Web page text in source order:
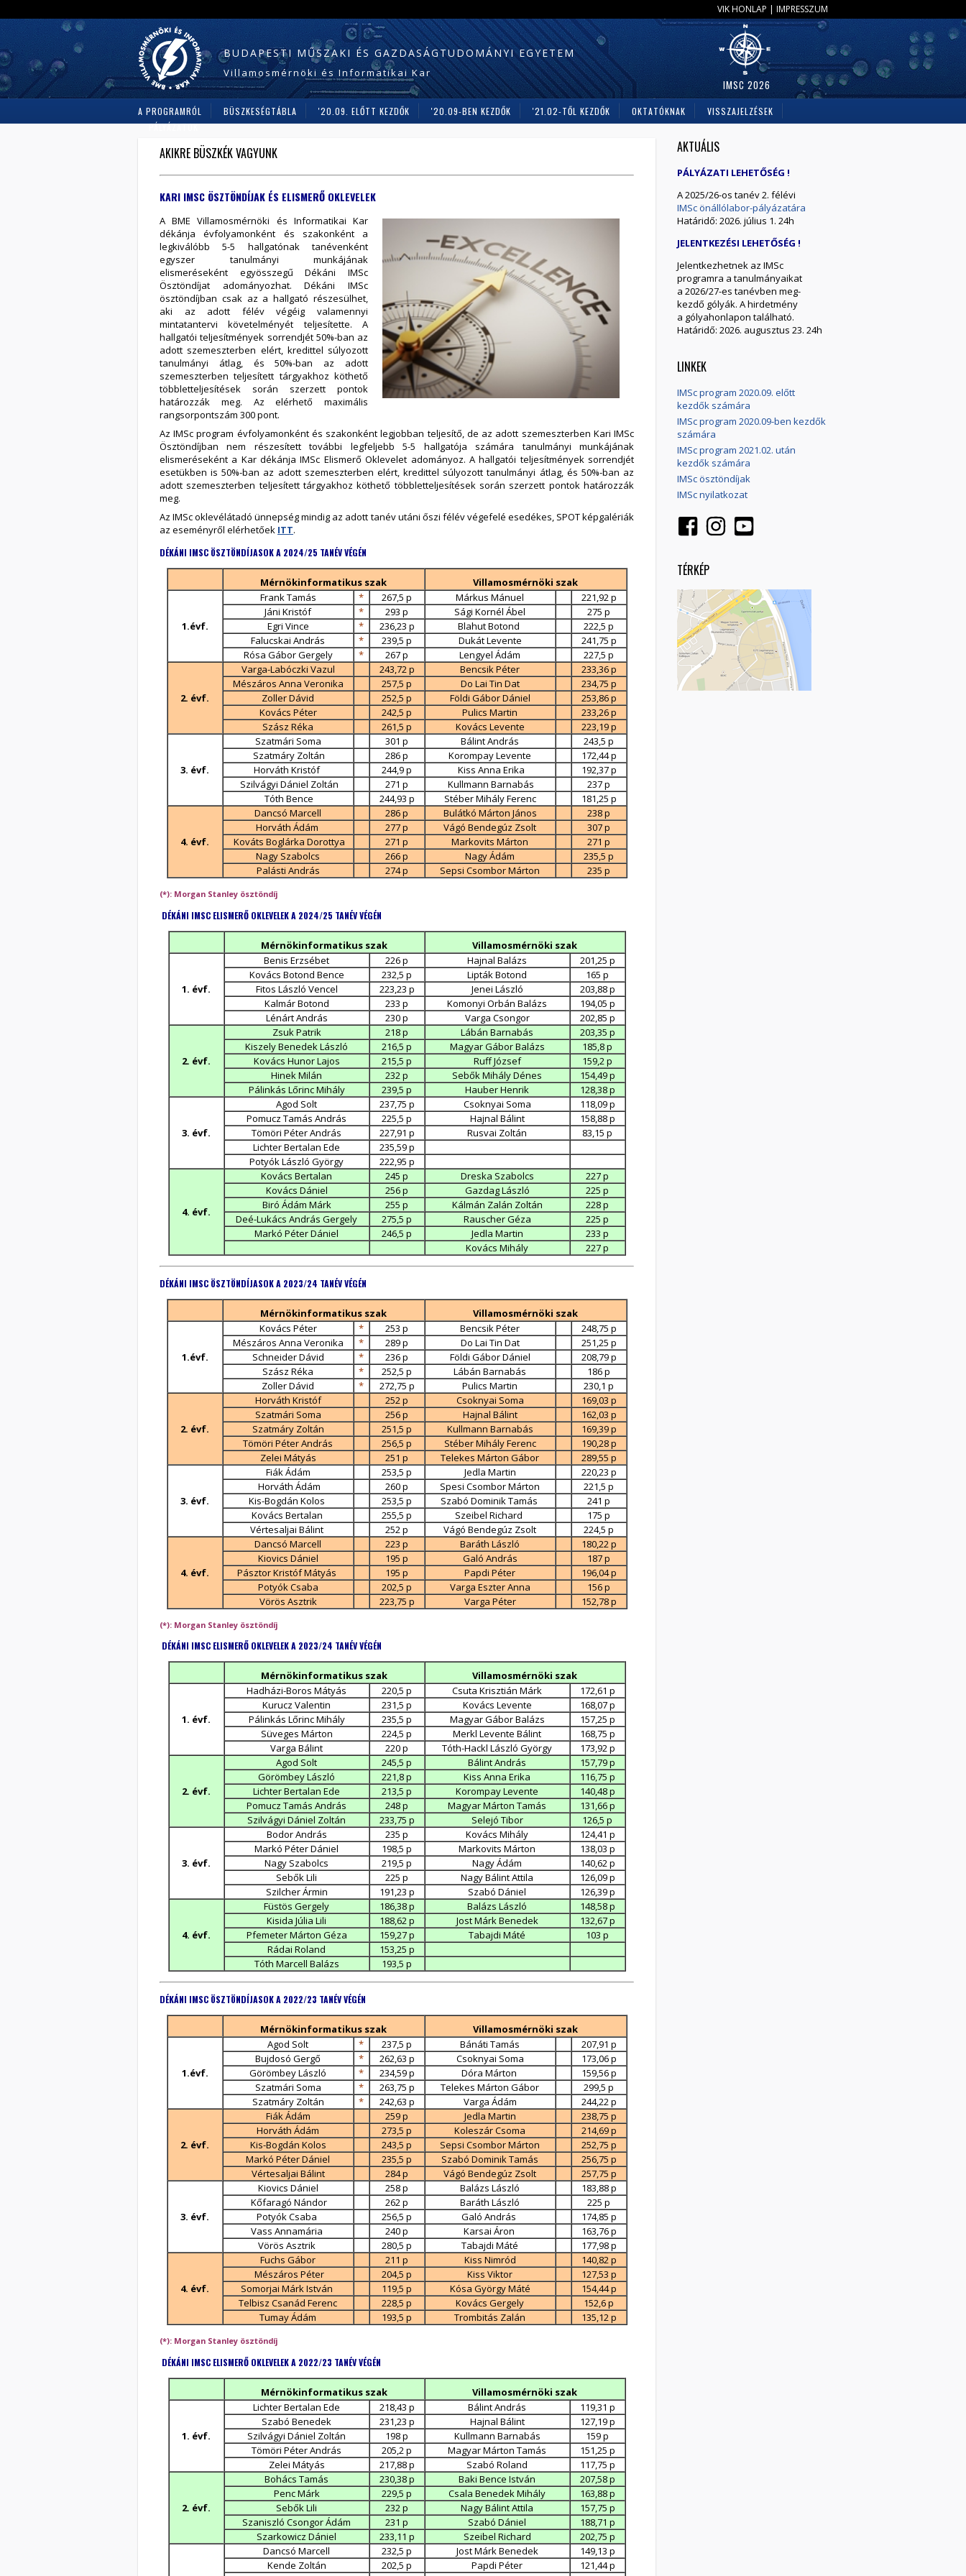
VIK HONLAP | IMPRESSZUM
BUDAPESTI MŰSZAKI ÉS GAZDASÁGTUDOMÁNYI EGYETEM
Villamosmérnöki és Informatikai Kar
IMSC 2026
A PROGRAMRÓL BÜSZKESÉGTÁBLA '20.09. ELŐTT KEZDŐK '20.09-BEN KEZDŐK '21.02-TŐL KEZDŐK OKTATÓKNAK
VISSZAJELZÉSEK
PÁLYÁZATOK
AKIKRE BÜSZKÉK VAGYUNK
KARI IMSC ÖSZTÖNDÍJAK ÉS ELISMERŐ OKLEVELEK
A BME Villamosmérnöki és Informatikai Kar
dékánja évfolyamonként és szakonként a
legkiválóbb 5-5 hallgatónak tanévenként
egyszer tanulmányi munkájának
elismeréseként egyösszegű Dékáni IMSc
Ösztöndíjat adományozhat. Dékáni IMSc
ösztöndíjban csak az a hallgató részesülhet,
aki az adott félév végéig valamennyi
mintatantervi követelményét teljesítette. A
hallgatói teljesítmények sorrendjét 50%-ban az
adott szemeszterben elért, kredittel súlyozott
tanulmányi átlag, és 50%-ban az adott
szemeszterben teljesített tárgyakhoz köthető
többletteljesítések során szerzett pontok
határozzák meg. Az elérhető maximális
rangsorpontszám 300 pont.
Az IMSc program évfolyamonként és szakonként legjobban teljesítő, de az adott szemeszterben Kari IMSc
Ösztöndíjban nem részesített további legfeljebb 5-5 hallgatója számára tanulmányi munkájának
elismeréseként a Kar dékánja IMSc Elismerő Oklevelet adományoz. A hallgatói teljesítmények sorrendjét
esetükben is 50%-ban az adott szemeszterben elért, kredittel súlyozott tanulmányi átlag, és 50%-ban az
adott szemeszterben teljesített tárgyakhoz köthető többletteljesítések során szerzett pontok határozzák
meg.
Az IMSc oklevélátadó ünnepség mindig az adott tanév utáni őszi félév végefelé esedékes, SPOT képgalériák
az eseményről elérhetőek ITT.
DÉKÁNI IMSC ÖSZTÖNDÍJASOK A 2024/25 TANÉV VÉGÉN
Mérnökinformatikus szak Villamosmérnöki szak
1.évf.
Frank Tamás * 267,5 p Márkus Mánuel
221,92 p
Jáni Kristóf
* 293 p Sági Kornél Ábel
275 p
Egri Vince
* 236,23 p Blahut Botond
222,5 p
Falucskai András
* 239,5 p Dukát Levente
241,75 p
Rósa Gábor Gergely
* 267 p Lengyel Ádám 227,5 p
2. évf.
Varga-Labóczki Vazul 243,72 p Bencsik Péter
233,36 p
Mészáros Anna Veronika
257,5 p Do Lai Tin Dat
234,75 p
Zoller Dávid
252,5 p Földi Gábor Dániel
253,86 p
Kovács Péter
242,5 p Pulics Martin
233,26 p
Szász Réka
261,5 p Kovács Levente 223,19 p
3. évf.
Szatmári Soma 301 p Bálint András
243,5 p
Szatmáry Zoltán
286 p Korompay Levente
172,44 p
Horváth Kristóf
244,9 p Kiss Anna Erika
192,37 p
Szilvágyi Dániel Zoltán
271 p Kullmann Barnabás
237 p
Tóth Bence
244,93 p Stéber Mihály Ferenc 181,25 p
4. évf.
Dancsó Marcell 286 p Bulátkó Márton János
238 p
Horváth Ádám
277 p Vágó Bendegúz Zsolt
307 p
Kováts Boglárka Dorottya
271 p Markovits Márton
271 p
Nagy Szabolcs
266 p Nagy Ádám
235,5 p
Palásti András
274 p Sepsi Csombor Márton 235 p
(*): Morgan Stanley ösztöndíj
DÉKÁNI IMSC ELISMERŐ OKLEVELEK A 2024/25 TANÉV VÉGÉN
Mérnökinformatikus szak Villamosmérnöki szak
1. évf.
Benis Erzsébet 226 p Hajnal Balázs
201,25 p
Kovács Botond Bence
232,5 p Lipták Botond
165 p
Fitos László Vencel
223,23 p Jenei László
203,88 p
Kalmár Botond
233 p Komonyi Orbán Balázs
194,05 p
Lénárt András
230 p Varga Csongor 202,85 p
2. évf.
Zsuk Patrik 218 p Lábán Barnabás
203,35 p
Kiszely Benedek László
216,5 p Magyar Gábor Balázs
185,8 p
Kovács Hunor Lajos
215,5 p Ruff József
159,2 p
Hinek Milán
232 p Sebők Mihály Dénes
154,49 p
Pálinkás Lőrinc Mihály
239,5 p Hauber Henrik 128,38 p
3. évf.
Agod Solt 237,75 p Csoknyai Soma
118,09 p
Pomucz Tamás András
225,5 p Hajnal Bálint
158,88 p
Tömöri Péter András
227,91 p Rusvai Zoltán
83,15 p
Lichter Bertalan Ede
235,59 p
Potyók László György
222,95 p
4. évf.
Kovács Bertalan 245 p Dreska Szabolcs
227 p
Kovács Dániel
256 p Gazdag László
225 p
Biró Ádám Márk
255 p Kálmán Zalán Zoltán
228 p
Deé-Lukács András Gergely
275,5 p Rauscher Géza
225 p
Markó Péter Dániel
246,5 p Jedla Martin
233 p
Kovács Mihály
227 p
DÉKÁNI IMSC ÖSZTÖNDÍJASOK A 2023/24 TANÉV VÉGÉN
Mérnökinformatikus szak Villamosmérnöki szak
1.évf.
Kovács Péter * 253 p Bencsik Péter
248,75 p
Mészáros Anna Veronika
* 289 p Do Lai Tin Dat
251,25 p
Schneider Dávid
* 236 p Földi Gábor Dániel
208,79 p
Szász Réka
* 252,5 p Lábán Barnabás
186 p
Zoller Dávid
* 272,75 p Pulics Martin 230,1 p
2. évf.
Horváth Kristóf 252 p Csoknyai Soma
169,03 p
Szatmári Soma
256 p Hajnal Bálint
162,03 p
Szatmáry Zoltán
251,5 p Kullmann Barnabás
169,39 p
Tömöri Péter András
256,5 p Stéber Mihály Ferenc
190,28 p
Zelei Mátyás
251 p Telekes Márton Gábor 289,55 p
3. évf.
Fiák Ádám 253,5 p Jedla Martin
220,23 p
Horváth Ádám
260 p Spesi Csombor Márton
221,5 p
Kis-Bogdán Kolos
253,5 p Szabó Dominik Tamás
241 p
Kovács Bertalan
255,5 p Szeibel Richard
175 p
Vértesaljai Bálint
252 p Vágó Bendegúz Zsolt 224,5 p
4. évf.
Dancsó Marcell 223 p Baráth László
180,22 p
Kiovics Dániel
195 p Galó András
187 p
Pásztor Kristóf Mátyás
195 p Papdi Péter
196,04 p
Potyók Csaba
202,5 p Varga Eszter Anna
156 p
Vörös Asztrik
223,75 p Varga Péter 152,78 p
(*): Morgan Stanley ösztöndíj
DÉKÁNI IMSC ELISMERŐ OKLEVELEK A 2023/24 TANÉV VÉGÉN
Mérnökinformatikus szak Villamosmérnöki szak
1. évf.
Hadházi-Boros Mátyás 220,5 p Csuta Krisztián Márk
172,61 p
Kurucz Valentin
231,5 p Kovács Levente
168,07 p
Pálinkás Lőrinc Mihály
235,5 p Magyar Gábor Balázs
157,25 p
Süveges Márton
224,5 p Merkl Levente Bálint
168,75 p
Varga Bálint
220 p Tóth-Hackl László György 173,92 p
2. évf.
Agod Solt 245,5 p Bálint András
157,79 p
Görömbey László
221,8 p Kiss Anna Erika
116,75 p
Lichter Bertalan Ede
213,5 p Korompay Levente
140,48 p
Pomucz Tamás András
248 p Magyar Márton Tamás
131,66 p
Szilvágyi Dániel Zoltán
233,75 p Selejó Tibor 126,5 p
3. évf.
Bodor András 235 p Kovács Mihály
124,41 p
Markó Péter Dániel
198,5 p Markovits Márton
138,03 p
Nagy Szabolcs
219,5 p Nagy Ádám
140,62 p
Sebők Lili
225 p Nagy Bálint Attila
126,09 p
Szilcher Ármin
191,23 p Szabó Dániel 126,39 p
4. évf.
Füstös Gergely 186,38 p Balázs László
148,58 p
Kisida Júlia Lili
188,62 p Jost Márk Benedek
132,67 p
Pfemeter Márton Géza
159,27 p Tabajdi Máté
103 p
Rádai Roland
153,25 p
Tóth Marcell Balázs
193,5 p
DÉKÁNI IMSC ÖSZTÖNDÍJASOK A 2022/23 TANÉV VÉGÉN
Mérnökinformatikus szak Villamosmérnöki szak
1.évf.
Agod Solt * 237,5 p Bánáti Tamás
207,91 p
Bujdosó Gergő
* 262,63 p Csoknyai Soma
173,06 p
Görömbey László
* 234,59 p Dóra Márton
159,56 p
Szatmári Soma
* 263,75 p Telekes Márton Gábor
299,5 p
Szatmáry Zoltán
* 242,63 p Varga Ádám 244,22 p
2. évf.
Fiák Ádám 259 p Jedla Martin
238,75 p
Horváth Ádám
273,5 p Koleszár Csoma
214,69 p
Kis-Bogdán Kolos
243,5 p Sepsi Csombor Márton
252,75 p
Markó Péter Dániel
235,5 p Szabó Dominik Tamás
256,75 p
Vértesaljai Bálint
284 p Vágó Bendegúz Zsolt 257,75 p
3. évf.
Kiovics Dániel 258 p Balázs László
183,88 p
Kőfaragó Nándor
262 p Baráth László
225 p
Potyók Csaba
256,5 p Galó András
174,85 p
Vass Annamária
240 p Karsai Áron
163,76 p
Vörös Asztrik
280,5 p Tabajdi Máté 177,98 p
4. évf.
Fuchs Gábor 211 p Kiss Nimród
140,82 p
Mészáros Péter
204,5 p Kiss Viktor
127,53 p
Somorjai Márk István
119,5 p Kósa György Máté
154,44 p
Telbisz Csanád Ferenc
228,5 p Kovács Gergely
152,6 p
Tumay Ádám
193,5 p Trombitás Zalán 135,12 p
(*): Morgan Stanley ösztöndíj
DÉKÁNI IMSC ELISMERŐ OKLEVELEK A 2022/23 TANÉV VÉGÉN
Mérnökinformatikus szak Villamosmérnöki szak
1. évf.
Lichter Bertalan Ede 218,43 p Bálint András
119,31 p
Szabó Benedek
231,23 p Hajnal Bálint
127,19 p
Szilvágyi Dániel Zoltán
198 p Kullmann Barnabás
159 p
Tömöri Péter András
205,2 p Magyar Márton Tamás
151,25 p
Zelei Mátyás
217,88 p Szabó Roland 117,75 p
2. évf.
Bohács Tamás 230,38 p Baki Bence István
207,58 p
Penc Márk
229,5 p Csala Benedek Mihály
163,88 p
Sebők Lili
232 p Nagy Bálint Attila
157,75 p
Szaniszló Csongor Ádám
231 p Szabó Dániel
188,71 p
Szarkowicz Dániel
233,11 p Szeibel Richard 202,75 p
Dancsó Marcell 232,5 p Jost Márk Benedek
149,13 p
Kende Zoltán
202,5 p Papdi Péter
121,44 p
AKTUÁLIS
PÁLYÁZATI LEHETŐSÉG !
A 2025/26-os tanév 2. félévi
IMSc önállólabor-pályázatára
Határidő: 2026. július 1. 24h
JELENTKEZÉSI LEHETŐSÉG !
Jelentkezhetnek az IMSc
programra a tanulmányaikat
a 2026/27-es tanévben meg-
kezdő gólyák. A hirdetmény
a gólyahonlapon található.
Határidő: 2026. augusztus 23. 24h
LINKEK
IMSc program 2020.09. előtt
kezdők számára
IMSc program 2020.09-ben kezdők
számára
IMSc program 2021.02. után
kezdők számára
IMSc ösztöndíjak
IMSc nyilatkozat
TÉRKÉP